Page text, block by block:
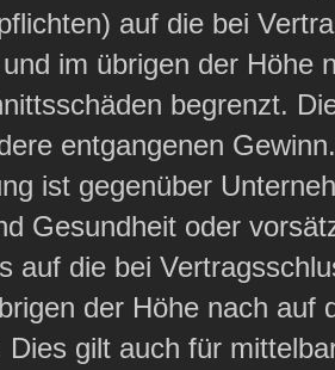
auf die bei
im übrigen der Höhe
begrenzt.
entgangenen Gewinn.
ist gegenüber
Gesundheit oder
auf die bei
der Höhe nach auf
Dies gilt auch für